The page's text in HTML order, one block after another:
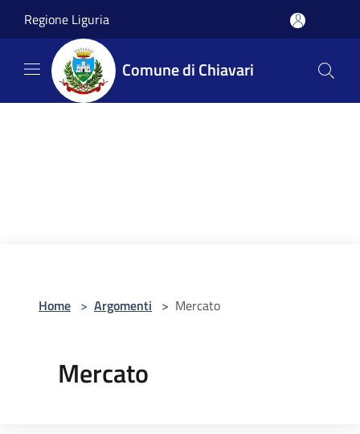
Regione Liguria
Comune di Chiavari
Home > Argomenti > Mercato
Mercato